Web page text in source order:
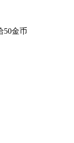
50金币